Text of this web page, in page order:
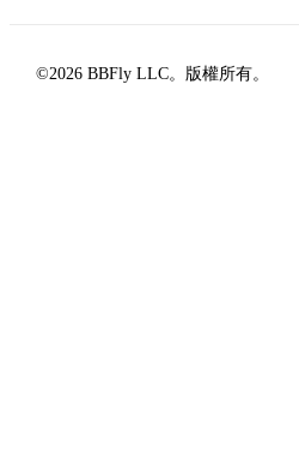
©2026 BBFly LLC。版權所有。